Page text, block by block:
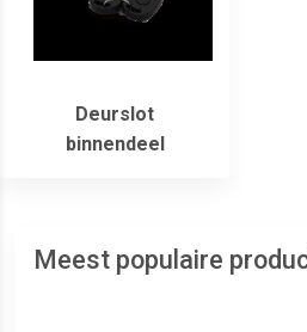
Deurslot
binnendeel
Meest populaire